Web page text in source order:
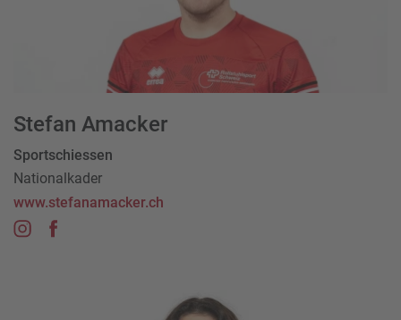
Stefan Amacker
Sportschiessen
Nationalkader
www.stefanamacker.ch